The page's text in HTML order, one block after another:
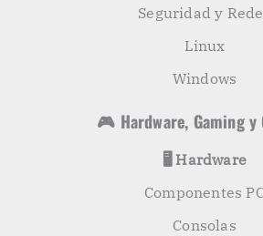
Seguridad y
Linux
Windows
🎮 Hardware, Gaming
🖥️ Hardware
Componentes
Consolas